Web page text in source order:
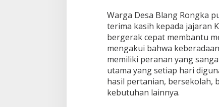
Warga Desa Blang Rongka
terima kasih kepada jajaran
bergerak cepat membantu
mengakui bahwa
memiliki peranan yang
utama yang setiap hari
hasil pertanian, bersekolah,
kebutuhan lainnya.